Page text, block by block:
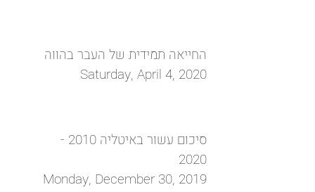
החייאה תמידית של העבר בהווה
Saturday, April 4, 2020
סיכום עשור באיטליה 2010 -
2020
Monday, December 30, 2019